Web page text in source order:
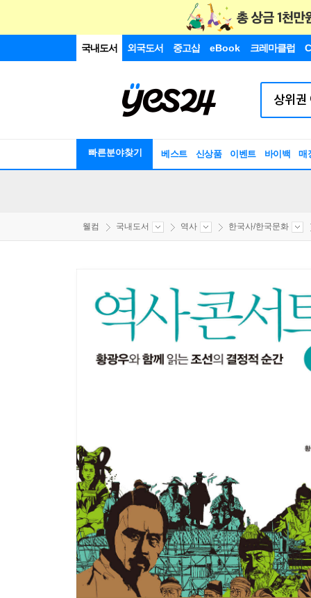
국내도서 외국도서 중고샵 eBook 크레마클럽
빠른분야찾기 베스트 신상품 이벤트 바이백 매
웰컴 국내도서 역사 한국사/한국문화